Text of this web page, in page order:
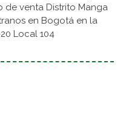
de venta Distrito Manga
en Bogotá en la
Local 104